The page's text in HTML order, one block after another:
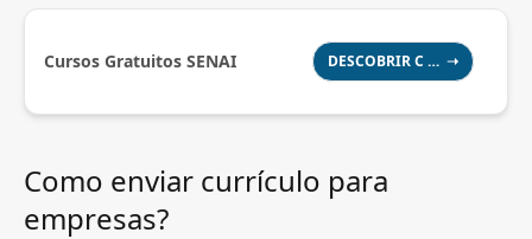
Cursos Gratuitos SENAI DESCOBRIR C … ➝
Como enviar currículo para
empresas?